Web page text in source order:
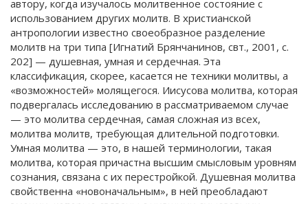
автору, когда изучалось молитвенное состояние с
использованием других молитв. В христианской
антропологии известно своеобразное разделение
молитв на три типа [Игнатий Брянчанинов, свт., 2001, с.
202] — душевная, умная и сердечная. Эта
классификация, скорее, касается не техники молитвы, а
«возможностей» молящегося. Иисусова молитва, которая
подвергалась исследованию в рассматриваемом случае
— это молитва сердечная, самая сложная из всех,
молитва молитв, требующая длительной подготовки.
Умная молитва — это, в нашей терминологии, такая
молитва, которая причастна высшим смысловым уровням
сознания, связана с их перестройкой. Душевная молитва
свойственна «новоначальным», в ней преобладают